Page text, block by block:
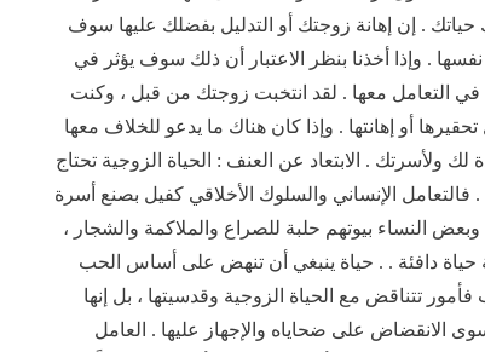
. إن إهانة زوجتك أو التدليل بفضلك عليها سوف
. وإذا أخذنا بنظر الاعتبار أن ذلك سوف يؤثر في
في التعامل معها . لقد انتخبت زوجتك من قبل ، وكنت
أو إهانتها . وإذا كان هناك ما يدعو للخلاف معها
. الابتعاد عن العنف : الحياة الزوجية تحتاج
فالتعامل الإنساني والسلوك الأخلاقي كفيل بصنع أسرة
النساء بيوتهم حلبة للصراع والملاكمة والشجار ،
حياة دافئة . . حياة ينبغي أن تنهض على أساس الحب
تتناقض مع الحياة الزوجية وقدسيتها ، بل إنها
الانقضاض على ضحاياه والإجهاز عليها . العامل